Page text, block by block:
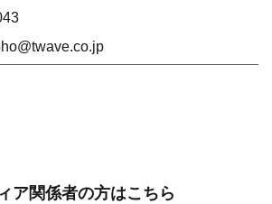
ア関係者の方はこちら